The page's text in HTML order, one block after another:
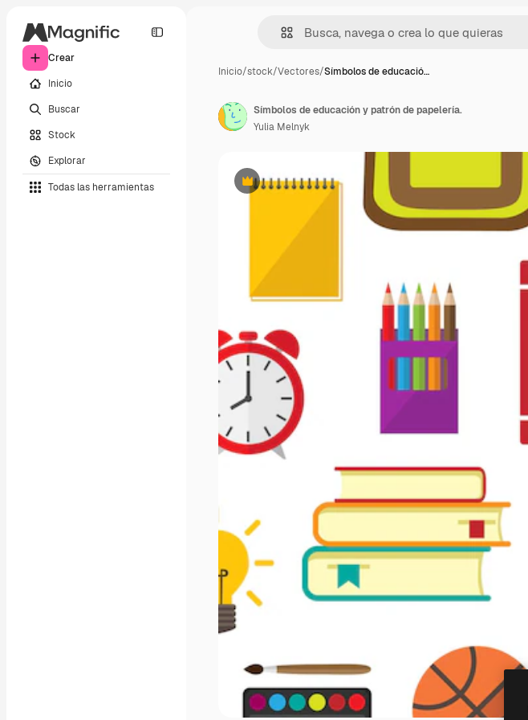
Crear
Inicio
Buscar
Stock
Explorar
Todas las herramientas
Inicio/stock/Vectores/Símbolos de educació…
Premium
Símbolos de educación y patrón de papelería.
Yulia Melnyk